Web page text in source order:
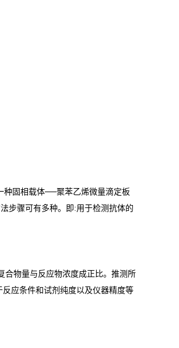
种固相载体──聚苯乙烯微量滴定板
步骤可有多种。即:用于检测抗体的
合物量与反应物浓度成正比。推测所
应条件和试剂纯度以及仪器精度等